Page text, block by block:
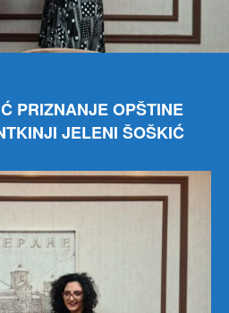
PRIZNANJE OPŠTINE
JELENI ŠOŠKIĆ